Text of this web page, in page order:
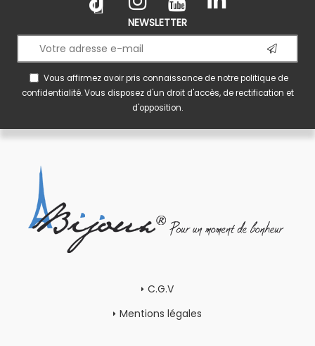
NEWSLETTER
Vous affirmez avoir pris connaissance de notrepolitique de
confidentialité. Vous disposez d'un droit d'accès, de rectification et
d'opposition.
C.G.V
Mentions légales